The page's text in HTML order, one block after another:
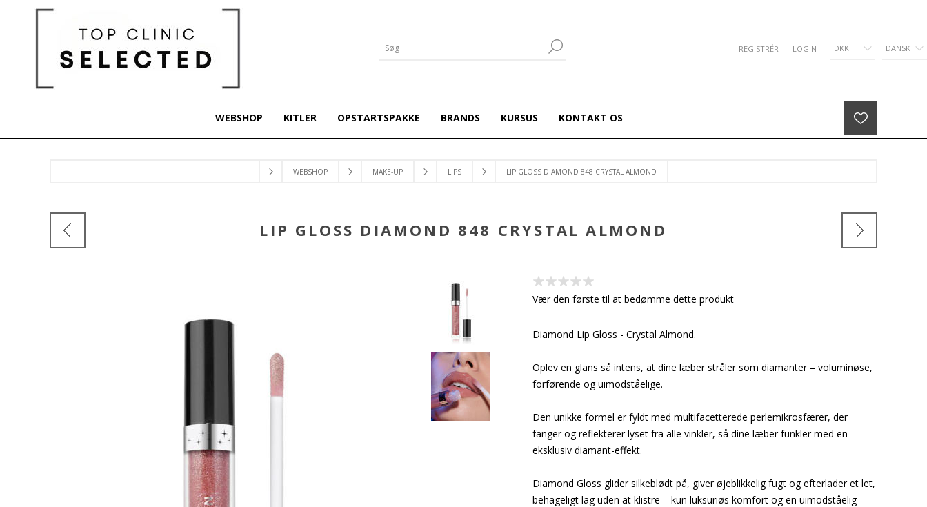
REGISTRÉR LOGIN DKK DANSK
WEBSHOP KITLER OPSTARTSPAKKE BRANDS KURSUS KONTAKT OS
WEBSHOP MAKE-UP LIPS LIP GLOSS DIAMOND 848 CRYSTAL ALMOND
LIP GLOSS DIAMOND 848 CRYSTAL ALMOND
Vær den første til at bedømme dette produkt
Diamond Lip Gloss - Crystal Almond.
Oplev en glans så intens, at dine læber stråler som diamanter – voluminøse,
forførende og uimodståelige.
Den unikke formel er fyldt med multifacetterede perlemikrosfærer, der
fanger og reflekterer lyset fra alle vinkler, så dine læber funkler med en
eksklusiv diamant-effekt.
Diamond Gloss glider silkeblødt på, giver øjeblikkelig fugt og efterlader et let,
behageligt lag uden at klistre – kun luksuriøs komfort og en uimodståelig